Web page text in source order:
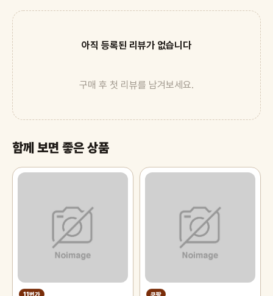
아직 등록된 리뷰가 없습니다
구매 후 첫 리뷰를 남겨보세요.
함께 보면 좋은 상품
11번가 쿠팡